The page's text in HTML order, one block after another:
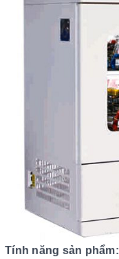
Tính năng sản phẩm: